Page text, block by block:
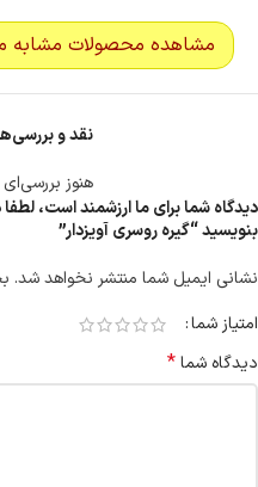
مشاهده محصولات مشابه
نقد و
هنوز
دیدگاه شما برای ما ارزشمند است،
بنویسید “گیره روسری آویزدار”
نشانی ایمیل شما منتشر نخواهد شد.
امتیاز شما
دیدگاه شما*